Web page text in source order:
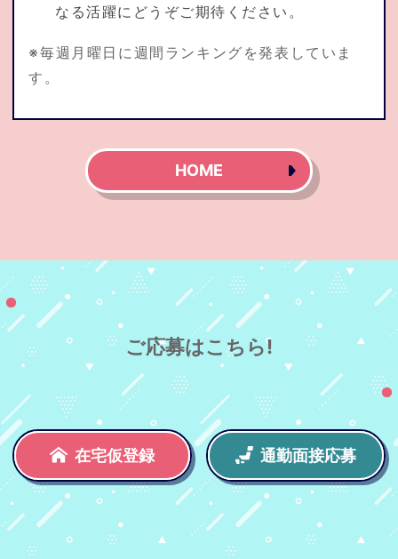
なる活躍にどうぞご期待ください。
※毎週月曜日に週間ランキングを発表していま
す。
HOME
ご応募はこちら!
在宅仮登録 通勤面接応募